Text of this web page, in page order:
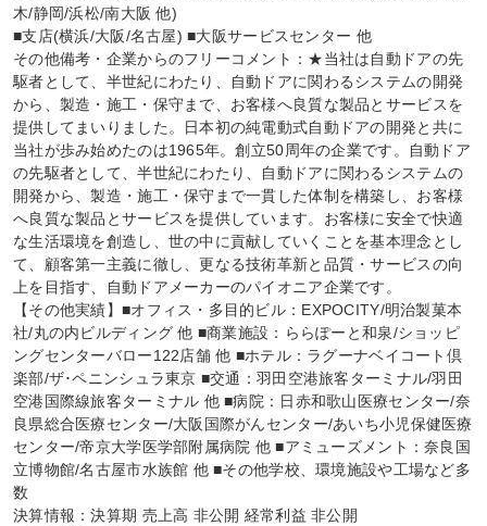
木/静岡/浜松/南大阪 他)
■支店(横浜/大阪/名古屋) ■大阪サービスセンター 他
その他備考・企業からのフリーコメント：★当社は自動ドアの先
駆者として、半世紀にわたり、自動ドアに関わるシステムの開発
から、製造・施工・保守まで、お客様へ良質な製品とサービスを
提供してまいりました。日本初の純電動式自動ドアの開発と共に
当社が歩み始めたのは1965年。創立50周年の企業です。自動ドア
の先駆者として、半世紀にわたり、自動ドアに関わるシステムの
開発から、製造・施工・保守まで一貫した体制を構築し、お客様
へ良質な製品とサービスを提供しています。お客様に安全で快適
な生活環境を創造し、世の中に貢献していくことを基本理念とし
て、顧客第一主義に徹し、更なる技術革新と品質・サービスの向
上を目指す、自動ドアメーカーのパイオニア企業です。
【その他実績】■オフィス・多目的ビル：EXPOCITY/明治製菓本
社/丸の内ビルディング 他 ■商業施設：ららぽーと和泉/ショッピ
ングセンターバロー122店舗 他 ■ホテル：ラグーナベイコート倶
楽部/ザ･ペニンシュラ東京 ■交通：羽田空港旅客ターミナル/羽田
空港国際線旅客ターミナル 他 ■病院：日赤和歌山医療センター/奈
良県総合医療センター/大阪国際がんセンター/あいち小児保健医療
センター/帝京大学医学部附属病院 他 ■アミューズメント：奈良国
立博物館/名古屋市水族館 他 ■その他学校、環境施設や工場など多
数
決算情報：決算期 売上高 非公開 経常利益 非公開